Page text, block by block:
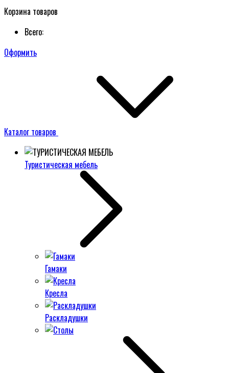
Корзина товаров
Всего:
Оформить
Каталог товаров
Туристическая мебель
Гамаки
Кресла
Раскладушки